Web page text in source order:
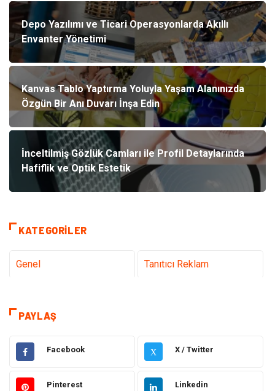
Depo Yazılımı ve Ticari Operasyonlarda Akıllı
Envanter Yönetimi
Kanvas Tablo Yaptırma Yoluyla Yaşam Alanınızda
Özgün Bir Anı Duvarı İnşa Edin
İnceltilmiş Gözlük Camları ile Profil Detaylarında
Hafiflik ve Optik Estetik
KATEGORILER
Genel Tanıtıcı Reklam
Hukuk Moda
PAYLAŞ
Facebook X X / Twitter
Pinterest Linkedin